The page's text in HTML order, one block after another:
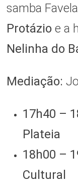
samba
Protázioe a
Nelinha do
Mediação:
17h40 –
Plateia
18h00 –
Cultural